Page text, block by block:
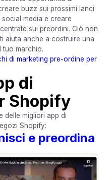
buzz sui prossimi lanci
media e creare
sui preordini. Ciò non
aiuta anche a costruire una
tuo marchio.
di marketing pre-ordine per
di
Shopify
delle migliori app di
Shopify:
e preordina